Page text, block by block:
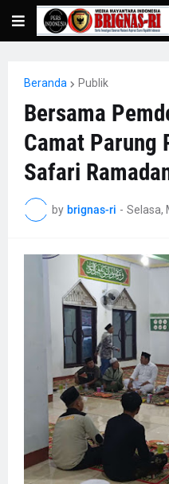
Beranda Publik
Bersama
Camat Parung
Safari
by brignas-ri - Selasa,